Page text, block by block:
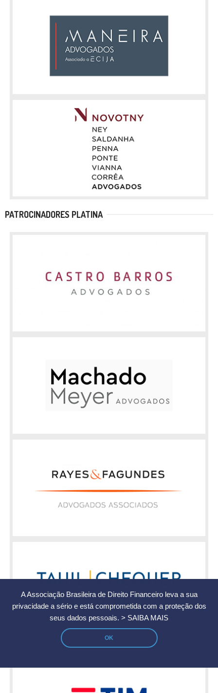
A Associação Brasileira de Direito Financeiro leva a sua
privacidade a sério e está comprometida com a proteção dos
seus dados pessoais. > SAIBA MAIS
OK
PATROCINADORES PLATINA